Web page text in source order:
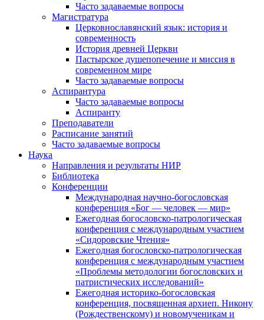
Часто задаваемые вопросы
Магистратура
Церковнославянский язык: история и
современность
История древней Церкви
Пастырское душепопечение и миссия в
современном мире
Часто задаваемые вопросы
Аспирантура
Часто задаваемые вопросы
Аспиранту
Преподаватели
Расписание занятий
Часто задаваемые вопросы
Наука
Направления и результаты НИР
Библиотека
Конференции
Международная научно-богословская
конференция «Бог — человек — мир»
Ежегодная богословско-патрологическая
конференция с международным участием
«Сидоровские Чтения»
Ежегодная богословско-патрологическая
конференция с международным участием
«Проблемы методологии богословских и
патристических исследований»
Ежегодная историко-богословская
конференция, посвященная архиеп. Никону
(Рождественскому) и новомученикам и